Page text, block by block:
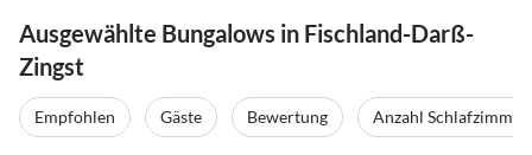
Ausgewählte Bungalows in Fischland-Darß-
Zingst
Empfohlen Gäste Bewertung
Anzahl Schlafzimmer